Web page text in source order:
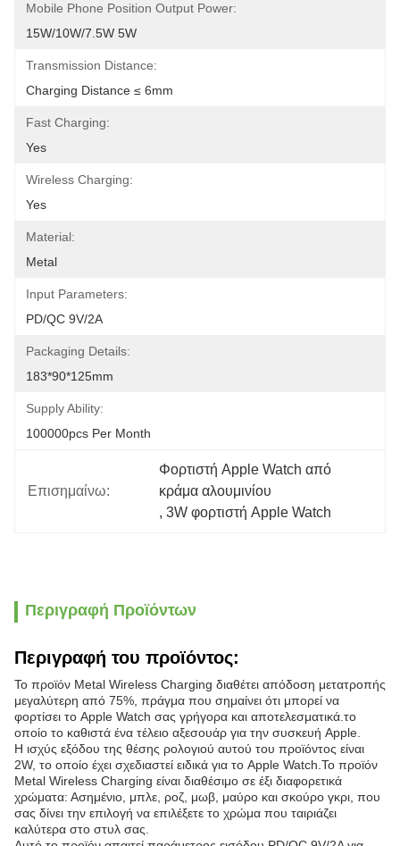
Mobile Phone Position Output Power:
15W/10W/7.5W 5W
Transmission Distance:
Charging Distance ≤ 6mm
Fast Charging:
Yes
Wireless Charging:
Yes
Material:
Metal
Input Parameters:
PD/QC 9V/2A
Packaging Details:
183*90*125mm
Supply Ability:
100000pcs Per Month
Επισημαίνω:
Φορτιστή Apple Watch από
κράμα αλουμινίου
, 3W φορτιστή Apple Watch
Περιγραφή Προϊόντων
Περιγραφή του προϊόντος:
Το προϊόν Metal Wireless Charging διαθέτει απόδοση μετατροπής
μεγαλύτερη από 75%, πράγμα που σημαίνει ότι μπορεί να
φορτίσει το Apple Watch σας γρήγορα και αποτελεσματικά.το
οποίο το καθιστά ένα τέλειο αξεσουάρ για την συσκευή Apple.
Η ισχύς εξόδου της θέσης ρολογιού αυτού του προϊόντος είναι
2W, το οποίο έχει σχεδιαστεί ειδικά για το Apple Watch.Το προϊόν
Metal Wireless Charging είναι διαθέσιμο σε έξι διαφορετικά
χρώματα: Ασημένιο, μπλε, ροζ, μωβ, μαύρο και σκούρο γκρι, που
σας δίνει την επιλογή να επιλέξετε το χρώμα που ταιριάζει
καλύτερα στο στυλ σας.